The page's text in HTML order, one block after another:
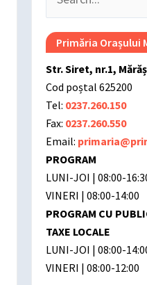
for:
Primăria Orașului
Str. Siret, nr.1,
Cod poștal 625200
Tel: 0237.260.150
Fax: 0237.260.550
Email:
PROGRAM
LUNI-JOI | 08:00-
VINERI | 08:00-14:00
PROGRAM CU
TAXE LOCALE
LUNI-JOI | 08:00-
VINERI | 08:00-12:00